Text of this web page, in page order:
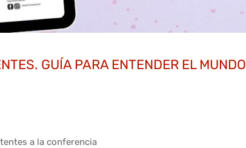
GUÍA PARA ENTENDER EL MUNDO
a la conferencia